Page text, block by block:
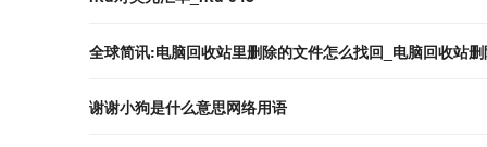
全球简讯:电脑回收站里删除的文件怎么找回_电脑回收站
谢谢小狗是什么意思网络用语